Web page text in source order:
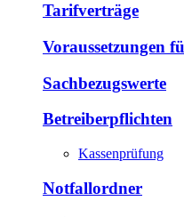
Tarifverträge
Voraussetzungen
Sachbezugswerte
Betreiberpflichten
Kassenprüfung
Notfallordner